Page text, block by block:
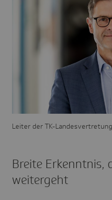
Leiter der TK-
Breite Erkenntnis,
weitergeht